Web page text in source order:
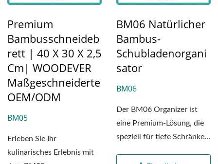
Premium
Bambusschneideb
Rett | 40 X 30 X 2,5
Cm| WOODEVER
Maßgeschneiderte
OEM/ODM
BM05
Erleben Sie Ihr
kulinarisches Erlebnis mit
BM06 Natürlicher
Bambus-
Schubladenorgani
Sator
BM06
Der BM06 Organizer ist
eine Premium-Lösung, die
speziell für tiefe Schränke